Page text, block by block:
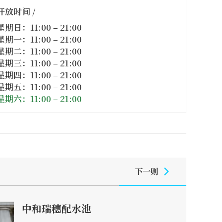
放时间 /
期日：11:00 – 21:00
期一：11:00 – 21:00
期二：11:00 – 21:00
期三：11:00 – 21:00
期四：11:00 – 21:00
期五：11:00 – 21:00
期六：11:00 – 21:00
下一则
中和瑞穗配水池